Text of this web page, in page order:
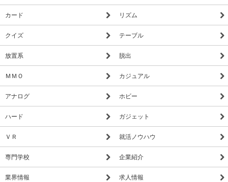
カード リズム
クイズ テーブル
放置系 脱出
ＭＭＯ カジュアル
アナログ ホビー
ハード ガジェット
ＶＲ 就活ノウハウ
専門学校 企業紹介
業界情報 求人情報